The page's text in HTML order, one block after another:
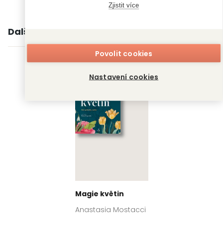
Zjistit více
Povolit cookies
Nastavení cookies
Další knihy autora
Magie květin
Anastasia Mostacci